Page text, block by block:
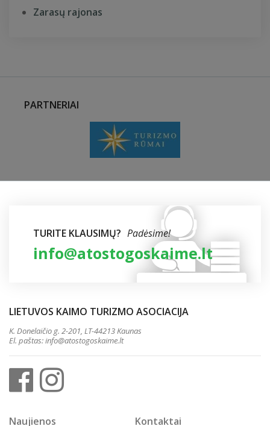
Zarasų rajonas
PARTNERIAI
TURITE KLAUSIMŲ? Padėsime!
info@atostogoskaime.lt
LIETUVOS KAIMO TURIZMO ASOCIACIJA
K. Donelaičio g. 2-201, LT-44213 Kaunas
El. paštas:info@atostogoskaime.lt
Naujienos Kontaktai